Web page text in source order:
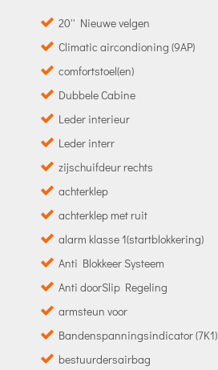
20'' Nieuwe velgen
Climatic aircondioning (9AP)
comfortstoel(en)
Dubbele Cabine
Leder interieur
Leder interr
zijschuifdeur rechts
achterklep
achterklep met ruit
alarm klasse 1(startblokkering)
Anti Blokkeer Systeem
Anti doorSlip Regeling
armsteun voor
Bandenspanningsindicator (7K1)
bestuurdersairbag